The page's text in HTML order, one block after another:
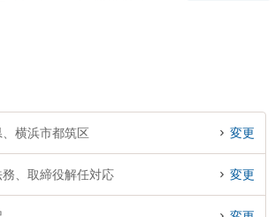
気軽にご相談頂ければと思い
ます。
横浜市都筑区 変更
、取締役解任対応 変更